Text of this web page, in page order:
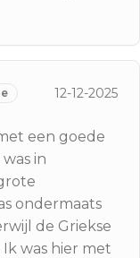
12-12-2025
een goede
in
ondermaats
de Griekse
was hier met